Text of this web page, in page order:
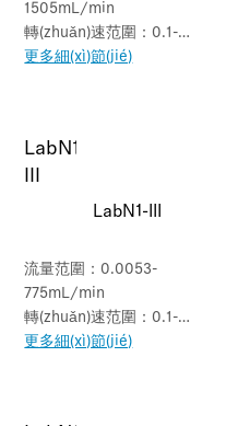
1505mL/min
轉(zhuǎn)速范圍：0.1-
350rpm
更多細(xì)節(jié)
LabN1-III
流量范圍：0.0053-
775mL/min
轉(zhuǎn)速范圍：0.1-
150rpm
更多細(xì)節(jié)